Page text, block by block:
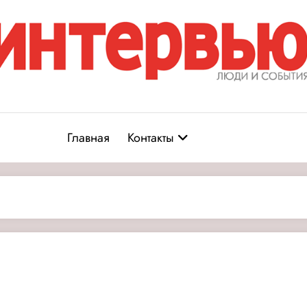
«Интервью: Люди и
Главная
Контакты